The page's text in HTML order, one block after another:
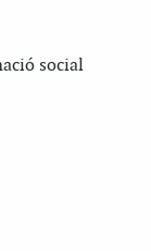
social